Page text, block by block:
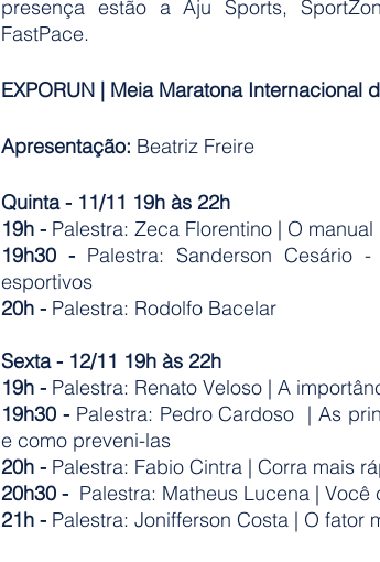
presença estão a Aju Sports,
FastPace.
EXPORUN | Meia Maratona Internacional
Apresentação: Beatriz Freire
Quinta - 11/11 19h às 22h
19h - Palestra: Zeca Florentino | O
19h30 - Palestra: Sanderson Cesário
esportivos
20h - Palestra: Rodolfo Bacelar
Sexta - 12/11 19h às 22h
19h - Palestra: Renato Veloso | A
19h30 - Palestra: Pedro Cardoso  | As
e como preveni-las
20h - Palestra: Fabio Cintra | Corra mais
20h30 -
Palestra: Matheus Lucena | Você
21h - Palestra: Jonifferson Costa | O fator